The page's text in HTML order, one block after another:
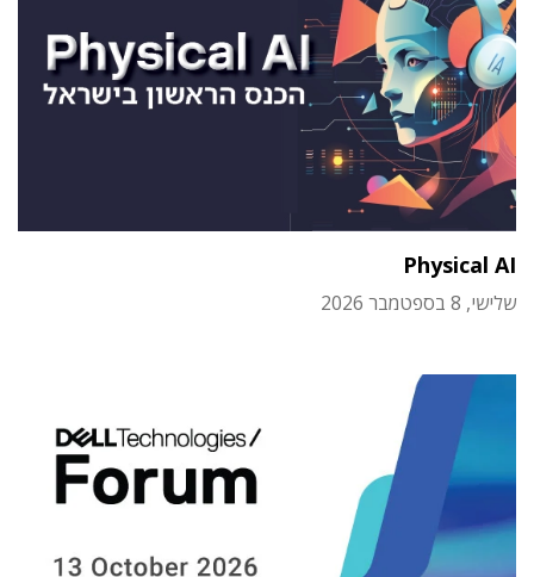
Physical AI
שלישי, 8 בספטמבר 2026